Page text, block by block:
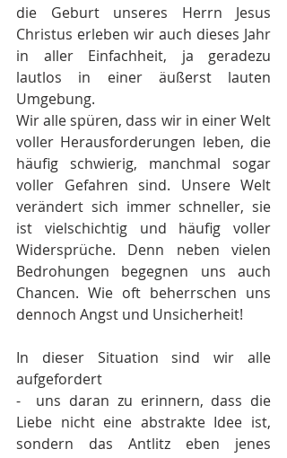
die Geburt unseres Herrn Jesus
Christus erleben wir auch dieses Jahr
in aller Einfachheit, ja geradezu
lautlos in einer äußerst lauten
Umgebung.
Wir alle spüren, dass wir in einer Welt
voller Herausforderungen leben, die
häufig schwierig, manchmal sogar
voller Gefahren sind. Unsere Welt
verändert sich immer schneller, sie
ist vielschichtig und häufig voller
Widersprüche. Denn neben vielen
Bedrohungen begegnen uns auch
Chancen. Wie oft beherrschen uns
dennoch Angst und Unsicherheit!
In dieser Situation sind wir alle
aufgefordert
-  uns daran zu erinnern, dass die
Liebe nicht eine abstrakte Idee ist,
sondern das Antlitz eben jenes